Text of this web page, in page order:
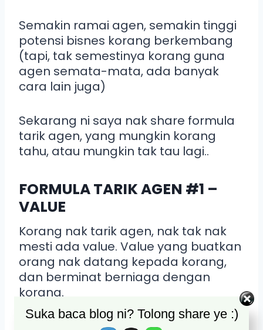
Semakin ramai agen, semakin tinggi
potensi bisnes korang berkembang
(tapi, tak semestinya korang guna
agen semata-mata, ada banyak
cara lain juga)
Sekarang ni saya nak share formula
tarik agen, yang mungkin korang
tahu, atau mungkin tak tau lagi..
FORMULA TARIK AGEN #1 –
VALUE
Korang nak tarik agen, nak tak nak
mesti ada value. Value yang buatkan
orang nak datang kepada korang,
dan berminat berniaga dengan
korang.
Suka baca blog ni? Tolong share ye :)